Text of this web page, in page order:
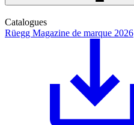
Catalogues
Rüegg Magazine de marque 2026